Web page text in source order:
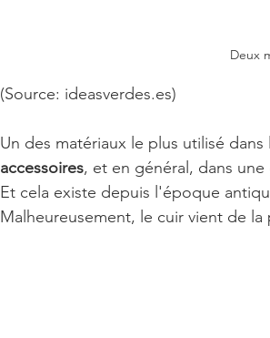
Deux
(Source: ideasverdes.es)
Un des matériaux le plus utilisé dans
accessoires, et en général, dans
Et cela existe depuis l'époque
Malheureusement, le cuir vient de la